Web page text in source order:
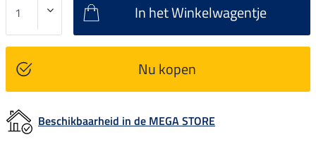
In het Winkelwagentje
Nu kopen
Beschikbaarheid in de MEGA STORE